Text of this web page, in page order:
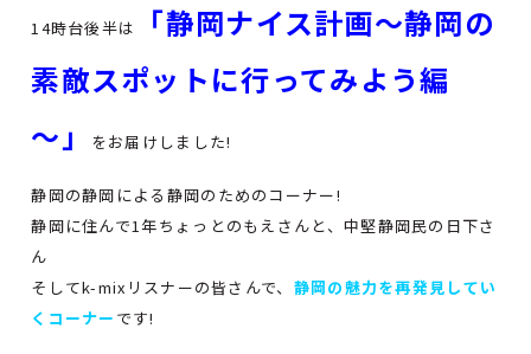
14時台後半は
「静岡ナイス計画～静岡の
素敵スポットに行ってみよう編
～」
をお届けしました!
静岡の静岡による静岡のためのコーナー!
静岡に住んで1年ちょっとのもえさんと、中堅静岡民の日下さ
ん
そしてk-mixリスナーの皆さんで、 静岡の魅力を再発見してい
くコーナー です!